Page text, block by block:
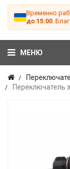
Временно
до 15:00 .
МЕНЮ
Переключатель